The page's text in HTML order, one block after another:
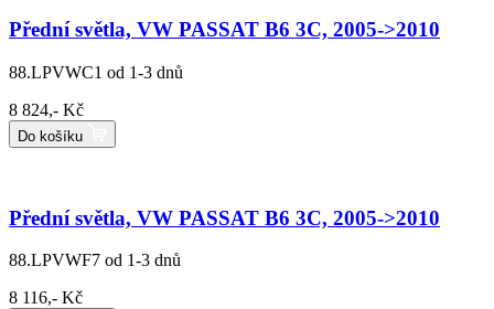
Přední světla, VW PASSAT B6 3C, 2005->2010
88.LPVWC1 od 1-3 dnů
8 824,- Kč
Do košíku
Přední světla, VW PASSAT B6 3C, 2005->2010
88.LPVWF7 od 1-3 dnů
8 116,- Kč